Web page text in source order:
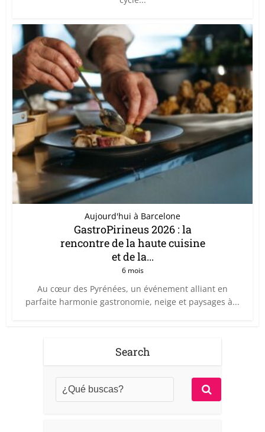
Aujourd'hui à Barcelone
GastroPirineus 2026 : la
rencontre de la haute cuisine
et de la...
6 mois
Au cœur des Pyrénées, un événement alliant en
parfaite harmonie gastronomie, neige et paysages à...
Search